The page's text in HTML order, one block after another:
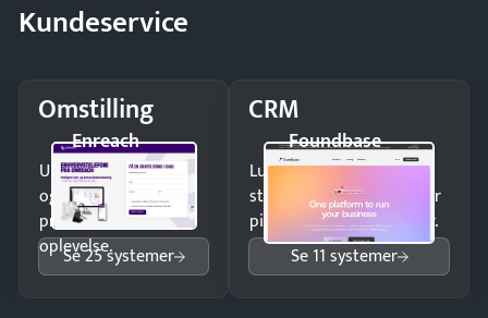
Kundeservice
Omstilling
Enreach
Undgå tabte opkald
og giv kunderne en
professionel
oplevelse.
Se 25 systemer
CRM
Foundbase
Luk flere salg med et
struktureret overblik over
pipeline og opfølgninger.
Se 11 systemer